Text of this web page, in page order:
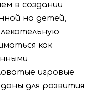
в создании
на детей,
как
игровые
для развития